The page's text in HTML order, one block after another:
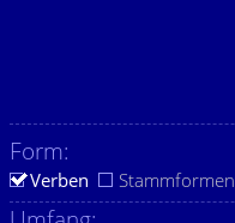
Form:
Verben Stammformen